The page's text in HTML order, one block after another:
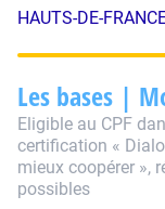
HAUTS-DE-
Les bases |
Eligible au CPF
certification «
mieux coopérer »,
possibles